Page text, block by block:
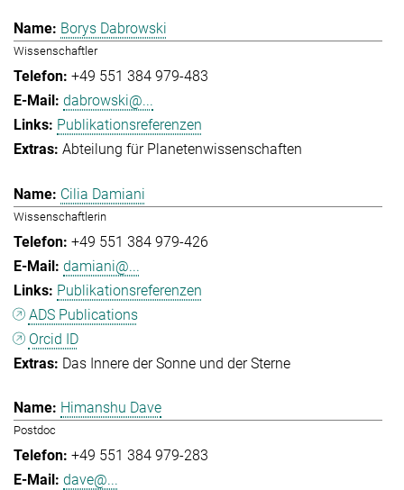
Borys Dabrowski
Wissenschaftler
+49 551 384 979-483
dabrowski@...
Publikationsreferenzen
Abteilung für Planetenwissenschaften
Cilia Damiani
Wissenschaftlerin
+49 551 384 979-426
damiani@...
Publikationsreferenzen
ADS Publications
Orcid ID
Das Innere der Sonne und der Sterne
Himanshu Dave
Postdoc
+49 551 384 979-283
dave@...